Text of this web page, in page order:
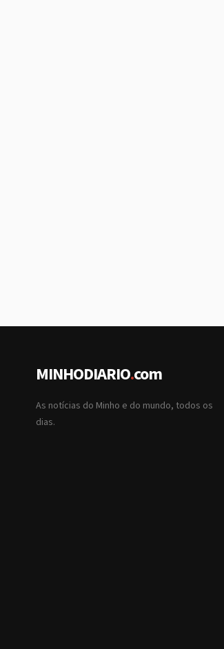
MINHODIARIO.com
As notícias do Minho e do mundo, todos os
dias.